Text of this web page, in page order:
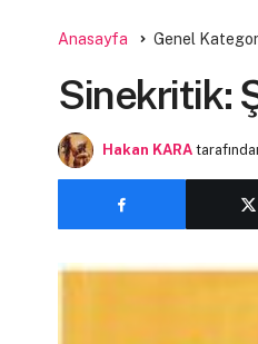
Anasayfa Genel
Sinekritik:
Hakan KARA